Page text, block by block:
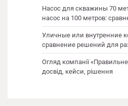
Насос для скважины 70
насос на 100 метров:
Уличные или внутренние
сравнение решений для
Огляд компанії
досвід, кейси, рішення